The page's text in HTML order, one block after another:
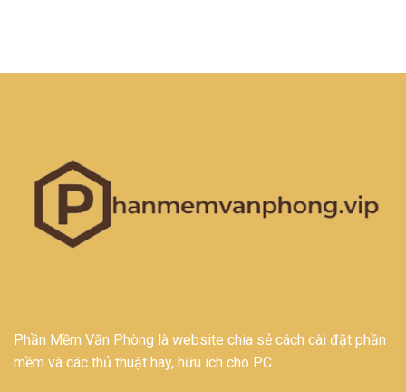
Phần Mềm Văn Phòng là website chia sẻ cách cài đặt phần
mềm và các thủ thuật hay, hữu ích cho PC